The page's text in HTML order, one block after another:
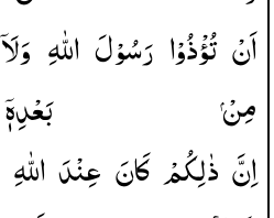
اَنْ تُؤْذُوْا رَسُوْلَ اللّٰهِ وَلَاۤ
مِنْ
بَعْدِهٖۤ
اِنَّ ذٰلِكُمْ كَانَ عِنْدَ اللّٰهِ